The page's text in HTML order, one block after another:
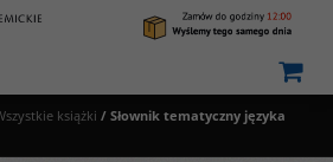
książki / Słownik tematyczny języka